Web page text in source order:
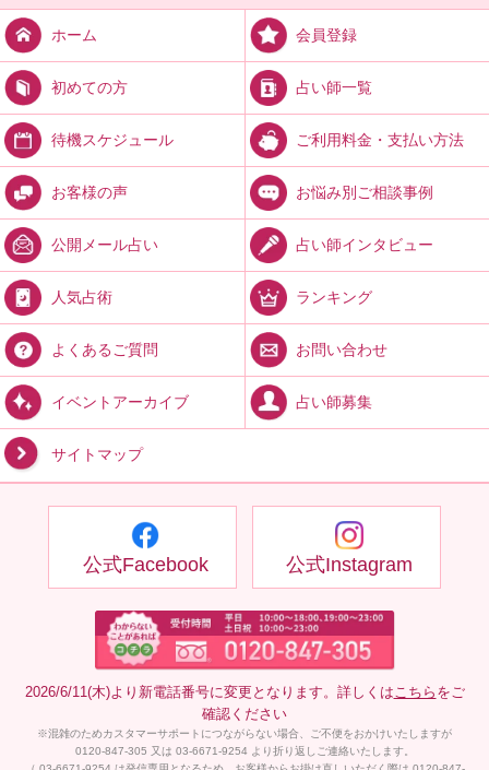
ホーム 会員登録
初めての方 占い師一覧
待機スケジュール ご利用料金・支払い方法
お客様の声 お悩み別ご相談事例
公開メール占い 占い師インタビュー
人気占術 ランキング
よくあるご質問 お問い合わせ
イベントアーカイブ 占い師募集
サイトマップ
公式Facebook 公式Instagram
2026/6/11(木)より新電話番号に変更となります。詳しくは こちら をご
確認ください
※混雑のためカスタマーサポートにつながらない場合、ご不便をおかけいたしますが
0120-847-305 又は 03-6671-9254 より折り返しご連絡いたします。